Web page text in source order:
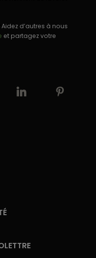
Aidez d’autres à nous
et partagez votre